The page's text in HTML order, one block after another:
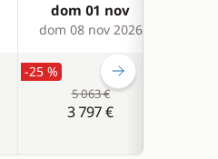
dom 01 nov
dom 08 nov 2026
-25 %
5 063 €
3 797 €